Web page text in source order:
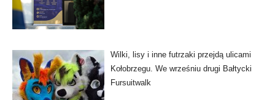
Wilki, lisy i inne futrzaki przejdą ulicami
Kołobrzegu. We wrześniu drugi Bałtycki
Fursuitwalk